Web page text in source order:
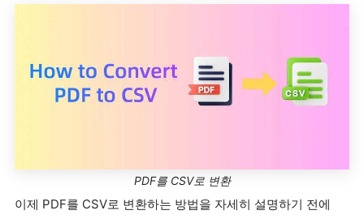
PDF를 CSV로 변환
이제 PDF를 CSV로 변환하는 방법을 자세히 설명하기 전에